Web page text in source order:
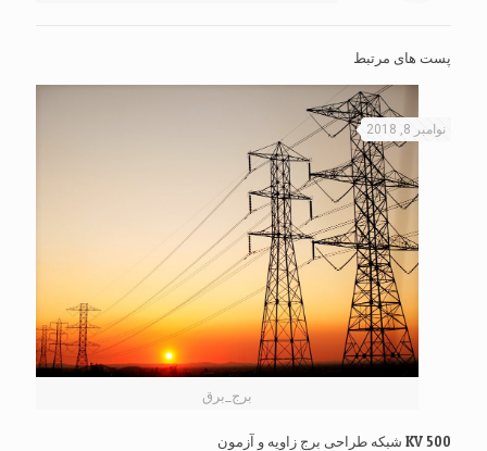
پست های مرتبط
برج_برق
نوامبر 8, 2018
500 KV شبکه طراحی برج زاویه و آزمون